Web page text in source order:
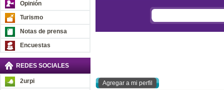
Opinión
Turismo
Notas de prensa
Encuestas
REDES SOCIALES
2urpi